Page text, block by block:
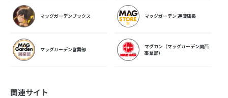
マッグガーデンブックス マッグガーデン 通販店長
マッグガーデン営業部
マグカン（マッグガーデン関西
事業部）
関連サイト